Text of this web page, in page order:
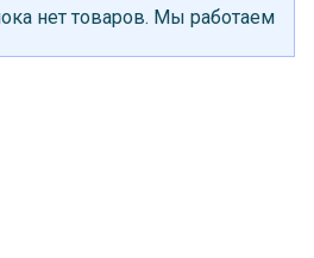
нет товаров. Мы работаем